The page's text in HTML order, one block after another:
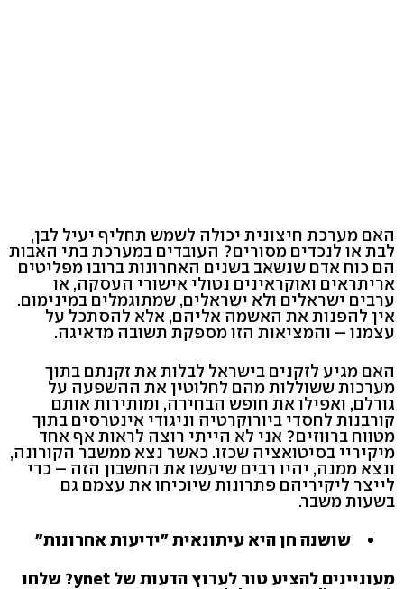
האם מערכת חיצונית יכולה לשמש תחליף יעיל לבן,
לבת או לנכדים מסורים? העובדים במערכת בתי האבות
הם כוח אדם שנשאב בשנים האחרונות ברובו מפליטים
אריתראים ואוקראינים נטולי אישורי העסקה, או
ערבים ישראלים ולא ישראלים, שמתוגמלים במינימום.
אין להפנות את האשמה אליהם, אלא להסתכל על
עצמנו – והמציאות הזו מספקת תשובה מדאיגה.
האם מגיע לזקנים בישראל לבלות את זקנתם בתוך
מערכות ששוללות מהם לחלוטין את ההשפעה על
גורלם, ואפילו את חופש הבחירה, ומותירות אותם
קורבנות לחסדי ביורוקרטיה וניגודי אינטרסים בתוך
מטווח ברווזים? אני לא הייתי רוצה לראות אף אחד
מיקיריי בסיטואציה שכזו. כאשר נצא ממשבר הקורונה,
ונצא ממנה, יהיו רבים שיעשו את החשבון הזה – כדי
לייצר ליקיריהם פתרונות שיוכיחו את עצמם גם
בשעות משבר.
שושנה חן היא עיתונאית "ידיעות אחרונות"
מעוניינים להציע טור לערוץ הדעות של ynet? שלחו